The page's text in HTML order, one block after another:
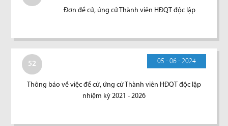
Đơn đề cử, ứng cử Thành viên HĐQT độc lập
52 05 - 06 - 2024
Thông báo về việc đề cử, ứng cử Thành viên HĐQT độc lập
nhiệm kỳ 2021 - 2026